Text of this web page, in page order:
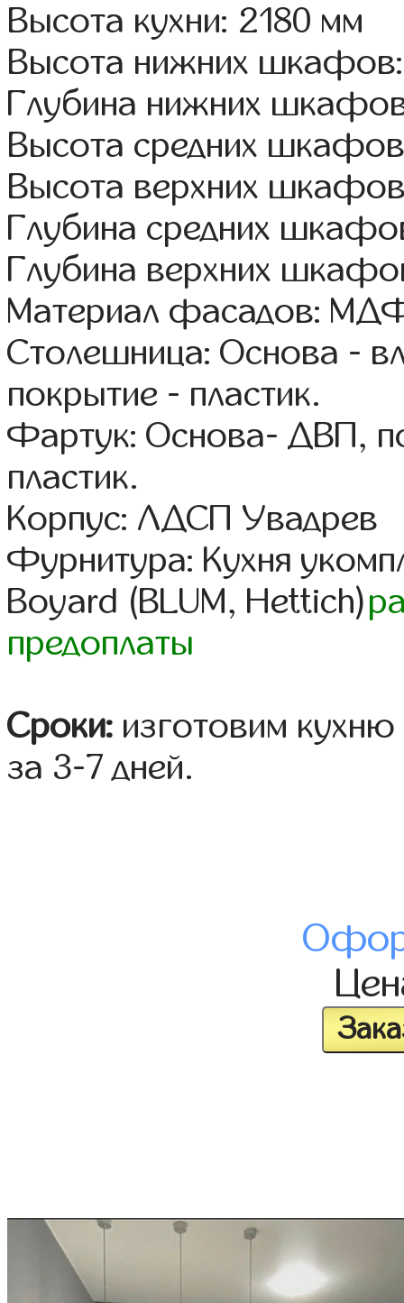
Высота кухни: 2180 мм
Высота нижних
Глубина нижних
Высота средних
Высота верхних
Глубина средних
Глубина верхних
Материал фасадов:
Столешница: Основа -
покрытие - пластик.
Фартук: Основа- ДВП,
пластик.
Корпус: ЛДСП Увадрев
Фурнитура: Кухня
Boyard (BLUM, Hettich)
предоплаты
Сроки: изготовим
за 3-7 дней.